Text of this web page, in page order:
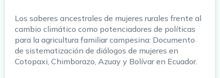
Los saberes ancestrales de mujeres rurales frente al
cambio climático como potenciadores de políticas
para la agricultura familiar campesina: Documento
de sistematización de diálogos de mujeres en
Cotopaxi, Chimborazo, Azuay y Bolívar en Ecuador.